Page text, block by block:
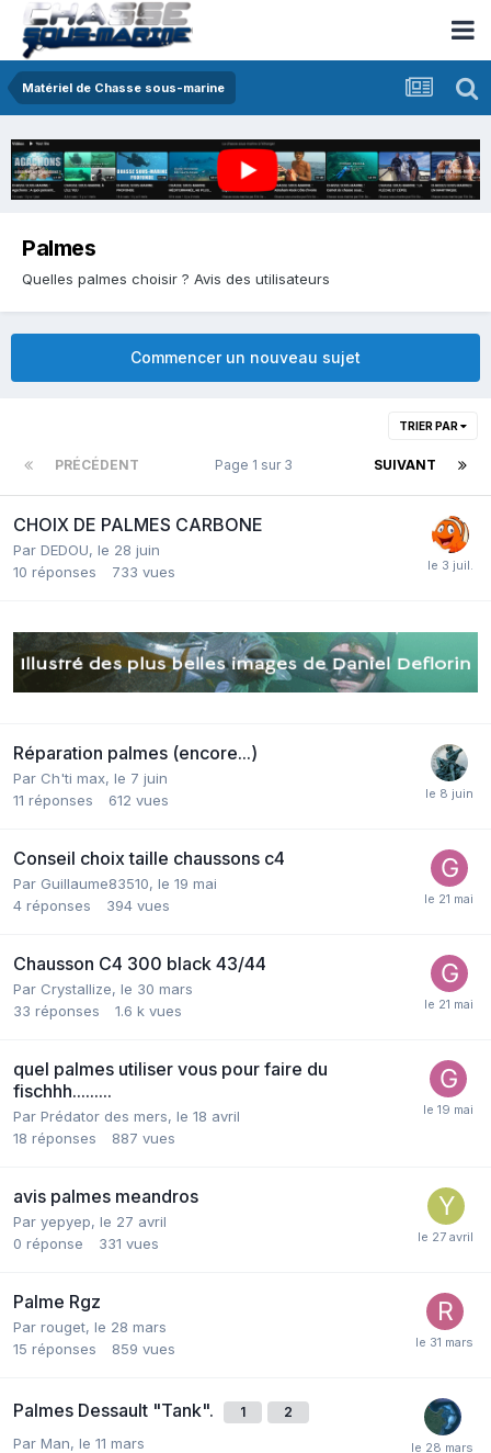
Matériel de Chasse sous-marine
Palmes
Quelles palmes choisir ? Avis des utilisateurs
Commencer un nouveau sujet
TRIER PAR
PRÉCÉDENT SUIVANT
Page 1 sur 3
CHOIX DE PALMES CARBONE
Par DEDOU, le 28 juin
10 réponses 733 vues
Réparation palmes (encore...)
Par Ch'ti max, le 7 juin
11 réponses 612 vues
Conseil choix taille chaussons c4
Par Guillaume83510, le 19 mai
4 réponses 394 vues
Chausson C4 300 black 43/44
Par Crystallize, le 30 mars
33 réponses 1.6 k vues
quel palmes utiliser vous pour faire du
fischhh.........
Par Prédator des mers, le 18 avril
18 réponses 887 vues
avis palmes meandros
Par yepyep, le 27 avril
0 réponse 331 vues
Palme Rgz
Par rouget, le 28 mars
15 réponses 859 vues
Palmes Dessault "Tank". 1 2
Par Man, le 11 mars